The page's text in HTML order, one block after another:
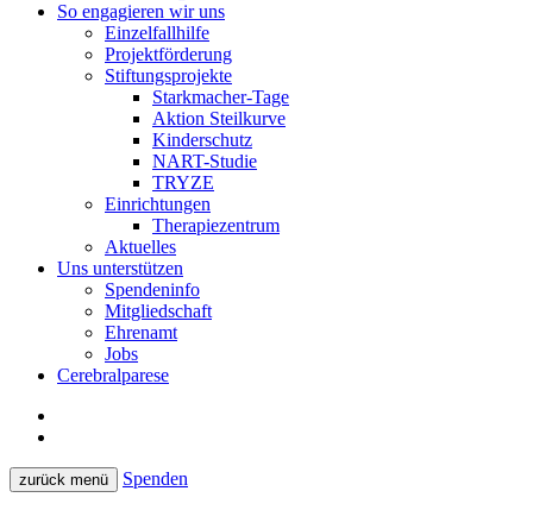
So engagieren wir uns
Einzelfallhilfe
Projektförderung
Stiftungsprojekte
Starkmacher-Tage
Aktion Steilkurve
Kinderschutz
NART-Studie
TRYZE
Einrichtungen
Therapiezentrum
Aktuelles
Uns unterstützen
Spendeninfo
Mitgliedschaft
Ehrenamt
Jobs
Cerebralparese
zurück menü Spenden